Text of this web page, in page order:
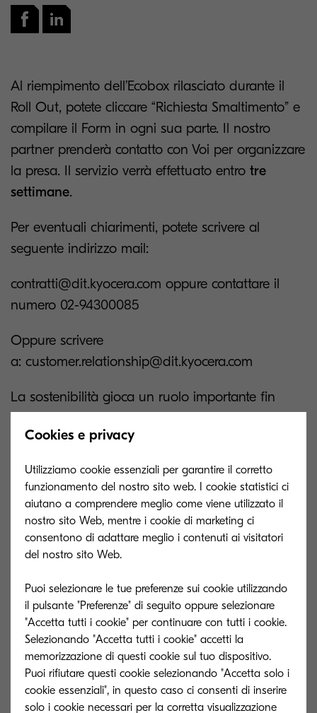
Al riempimento dell’Ecobox rilasciato durante il
Roll Out, potete cliccare “Richiesta Smaltimento” e
compilare il Form in ogni sua parte. Il nostro
partner prenderà contatto con Voi per organizzare
la presa. Il servizio verrà effettuato entro tre
settimane.
Per eventuali chiarimenti, potete scrivere al
seguente indirizzo mail:
contratti@dit.kyocera.com oppure contattare il
numero 02-94300085
Oppure scrivere
a: customer.relationship@dit.kyocera.com
La sostenibilità gioca un ruolo importante fin
minimizziamo l'impronta ecologica dei nostri
contengono. La tecnologia di stampa senza
contenitore di Kyocera riduce il numero di
componenti del sistema toner in media di oltre
l'85%, riducendo l'impatto ambientale della
A seconda della località, offriamo diverse opzioni
per restituire il toner vuoto ai nostri partner di
riciclaggio. Non appena i materiali di consumo
vengono segnalati al sistema, ci assumiamo la
responsabilità della raccolta, dello stoccaggio
Cookies e privacy
Utilizziamo cookie essenziali per garantire il corretto
funzionamento del nostro sito web. I cookie statistici ci
aiutano a comprendere meglio come viene utilizzato il
nostro sito Web, mentre i cookie di marketing ci
consentono di adattare meglio i contenuti ai visitatori
del nostro sito Web.
Puoi selezionare le tue preferenze sui cookie utilizzando
il pulsante "Preferenze" di seguito oppure selezionare
"Accetta tutti i cookie" per continuare con tutti i cookie.
Selezionando "Accetta tutti i cookie" accetti la
memorizzazione di questi cookie sul tuo dispositivo.
Puoi rifiutare questi cookie selezionando "Accetta solo i
cookie essenziali", in questo caso ci consenti di inserire
solo i cookie necessari per la corretta visualizzazione